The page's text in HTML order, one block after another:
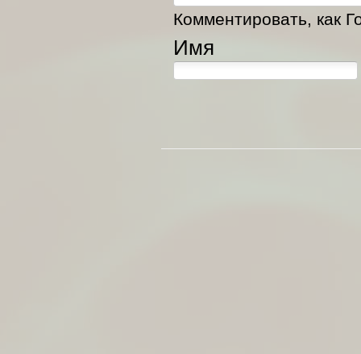
Комментировать, как
Имя